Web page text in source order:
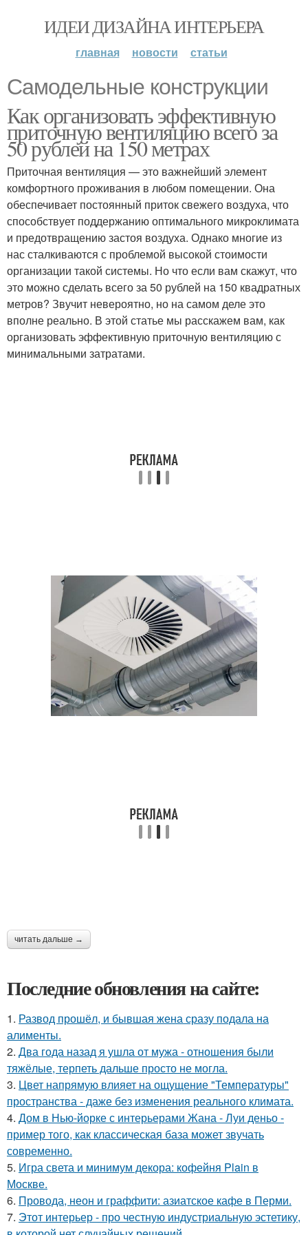
ИДЕИ ДИЗАЙНА ИНТЕРЬЕРА
главная новости статьи
Самодельные конструкции
Как организовать эффективную
приточную вентиляцию всего за
50 рублей на 150 метрах
Приточная вентиляция — это важнейший элемент
комфортного проживания в любом помещении. Она
обеспечивает постоянный приток свежего воздуха, что
способствует поддержанию оптимального микроклимата
и предотвращению застоя воздуха. Однако многие из
нас сталкиваются с проблемой высокой стоимости
организации такой системы. Но что если вам скажут, что
это можно сделать всего за 50 рублей на 150 квадратных
метров? Звучит невероятно, но на самом деле это
вполне реально. В этой статье мы расскажем вам, как
организовать эффективную приточную вентиляцию с
минимальными затратами.
читать дальше →
Последние обновления на сайте:
1. Развод прошёл, и бывшая жена сразу подала на
алименты.
2. Два года назад я ушла от мужа - отношения были
тяжёлые, терпеть дальше просто не могла.
3. Цвет напрямую влияет на ощущение "Температуры"
пространства - даже без изменения реального климата.
4. Дом в Нью-йорке с интерьерами Жана - Луи деньо -
пример того, как классическая база может звучать
современно.
5. Игра света и минимум декора: кофейня Plain в
Москве.
6. Провода, неон и граффити: азиатское кафе в Перми.
7. Этот интерьер - про честную индустриальную эстетику,